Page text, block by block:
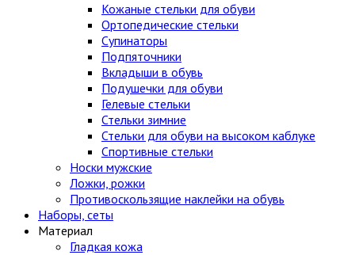
Кожаные стельки для обуви
Ортопедические стельки
Супинаторы
Подпяточники
Вкладыши в обувь
Подушечки для обуви
Гелевые стельки
Стельки зимние
Стельки для обуви на высоком каблуке
Спортивные стельки
Носки мужские
Ложки, рожки
Противоскользящие наклейки на обувь
Наборы, сеты
Материал
Гладкая кожа